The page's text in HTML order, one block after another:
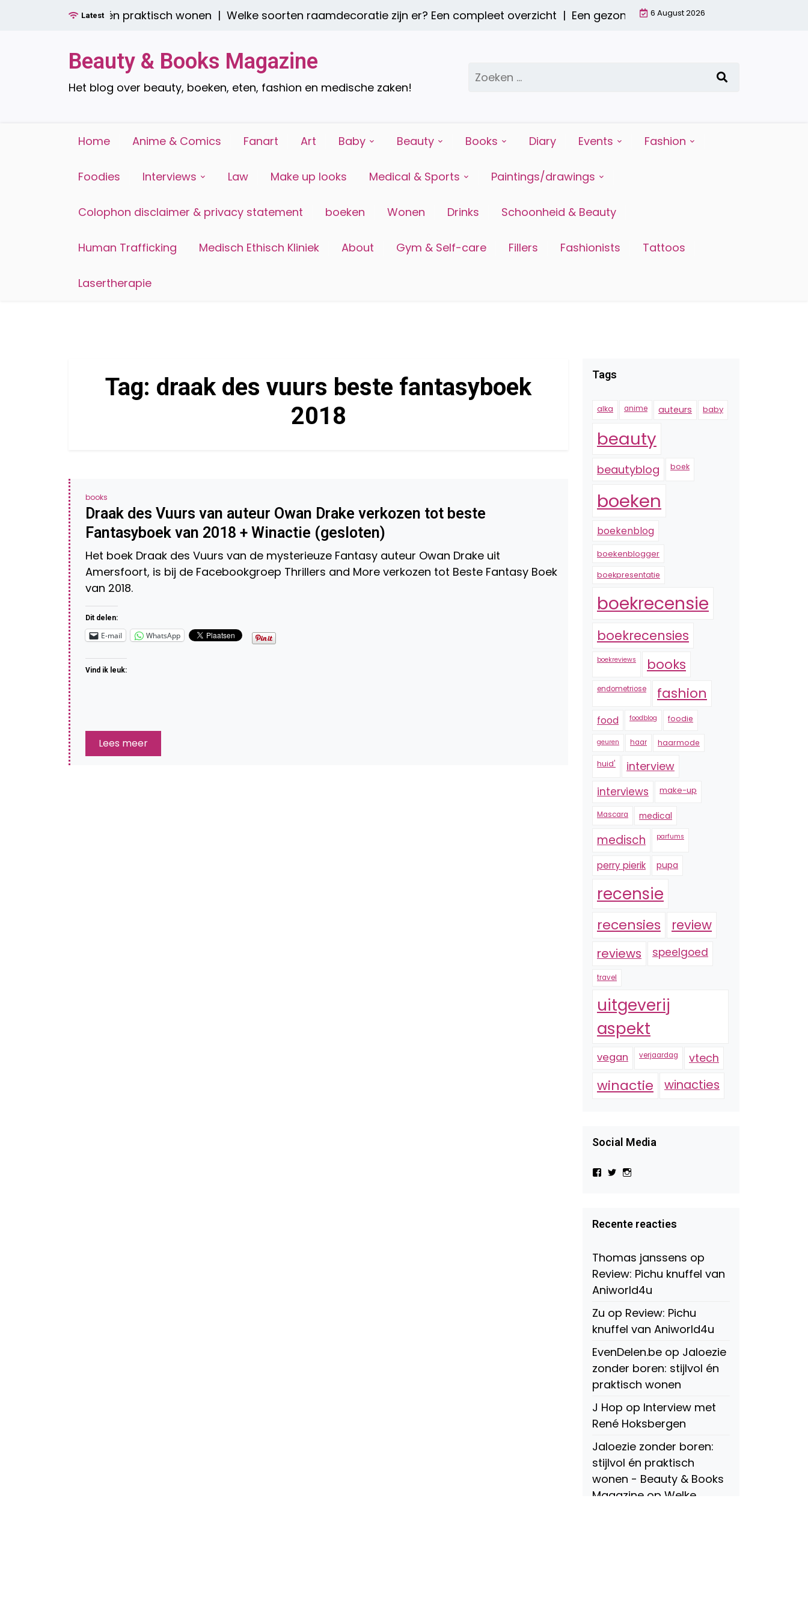
Latest
boren: stijlvol én praktisch wonen | Welke soorten raamdecoratie zijn er? Een compleet overzicht | Een gezond ontbijt met een smoothie:
6 August 2026
Beauty & Books Magazine
Het blog over beauty, boeken, eten, fashion en medische zaken!
Zoeken
naar:
Home Anime & Comics Fanart Art Baby Beauty Books Diary Events Fashion
Foodies Interviews Law Make up looks Medical & Sports Paintings/drawings
Colophon disclaimer & privacy statement boeken Wonen Drinks Schoonheid & Beauty
Human Trafficking Medisch Ethisch Kliniek About Gym & Self-care Fillers Fashionists Tattoos
Lasertherapie
Tag: draak des vuurs beste fantasyboek
2018
books
Draak des Vuurs van auteur Owan Drake verkozen tot beste
Fantasyboek van 2018 + Winactie (gesloten)
Het boek Draak des Vuurs van de mysterieuze Fantasy auteur Owan Drake uit
Amersfoort, is bij de Facebookgroep Thrillers and More verkozen tot Beste Fantasy Boek
van 2018.
Dit delen:
E-mail WhatsApp
Vind ik leuk:
Lees meer
Tags
alka anime auteurs baby
beauty
beautyblog boek
boeken
boekenblog
boekenblogger
boekpresentatie
boekrecensie
boekrecensies
boekreviews books
endometriose fashion
food foodblog foodie
geuren haar haarmode
huid' interview
interviews make-up
Mascara medical
medisch parfums
perry pierik pupa
recensie
recensies review
reviews speelgoed
travel
uitgeverij
aspekt
vegan verjaardag vtech
winactie winacties
Social Media
Bekijk
Beauty-
147775071915783/?
Facebook
Bekijk
op
Twitter
op
Instagram
Recente reacties
Thomas janssens op
Review: Pichu knuffel van
Aniworld4u
Zu op Review: Pichu
knuffel van Aniworld4u
EvenDelen.be op Jaloezie
zonder boren: stijlvol én
praktisch wonen
J Hop op Interview met
René Hoksbergen
Jaloezie zonder boren:
stijlvol én praktisch
wonen - Beauty & Books
Magazine op Welke